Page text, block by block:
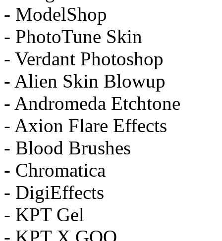
- ModelShop
- PhotoTune Skin
- Verdant Photoshop
- Alien Skin Blowup
- Andromeda Etchtone
- Axion Flare Effects
- Blood Brushes
- Chromatica
- DigiEffects
- KPT Gel
- KPT X GOO